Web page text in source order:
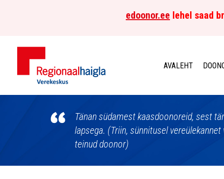
edoonor.ee lehel saad
Põhja-
Regionaalhaigla
Verekeskus
AVALEHT
Tänan südamest kaasdoonoreid, sest
lapsega. (Triin, sünnitusel
teinud doonor)